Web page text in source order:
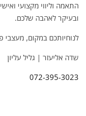
התאמה וליווי מקצועי
ובעיקר לאהבה שלכם.
לנוחיותכם במקום, מעצבי
שדה אליעזר | גליל עליון
072-395-3023